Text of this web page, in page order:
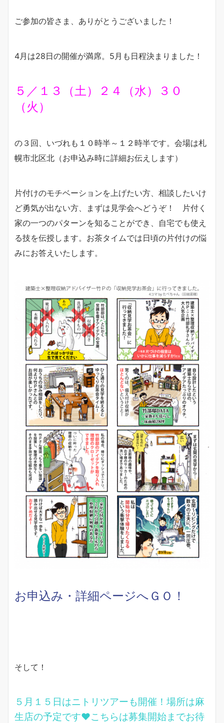
ご参加の皆さま、ありがとうございました！
4月は28日の開催が満席。5月も日程決まりました！
５／１３（土）２４（水）３０
（火）
の３回、いづれも１０時半～１２時半です。会場は札
幌市北区北（お申込み時に詳細お伝えします）
片付けのモチベーションを上げたい方、相談したいけ
ど勇気が出ない方、まずは見学会へどうぞ！ 片付く
家の一つのパターンを知ることができ、自宅でも使え
る技を伝授します。お茶タイムでは日頃の片付けの悩
みにお答えいたします。
お申込み・詳細ページへＧＯ！
そして！
５月１５日はニトリツアーも開催！場所は麻
生店の予定です❤こちらは募集開始までお待